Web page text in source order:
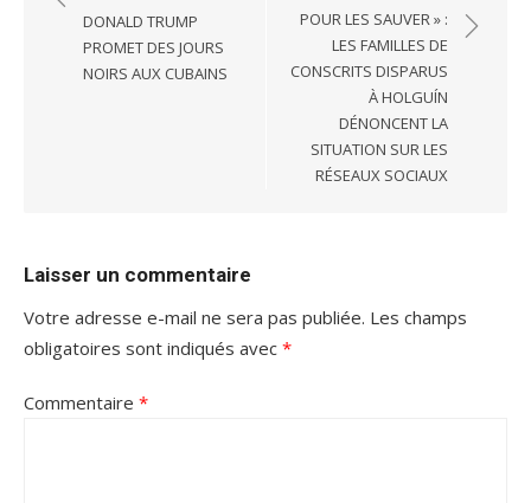
l’article
DONALD TRUMP
PROMET DES JOURS
NOIRS AUX CUBAINS
POUR LES SAUVER » :
LES FAMILLES DE
CONSCRITS DISPARUS
À HOLGUÍN
DÉNONCENT LA
SITUATION SUR LES
RÉSEAUX SOCIAUX
Laisser un commentaire
Votre adresse e-mail ne sera pas publiée. Les champs
obligatoires sont indiqués avec *
Commentaire *